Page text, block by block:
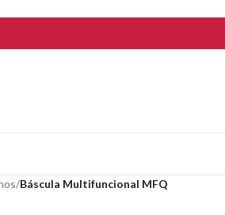
/Báscula Multifuncional MFQ